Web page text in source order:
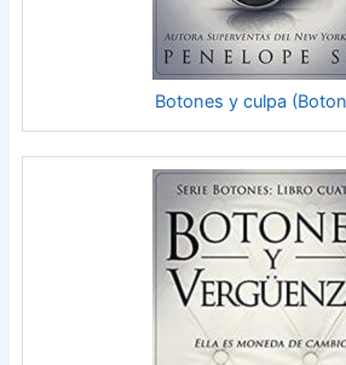
Botones y culpa